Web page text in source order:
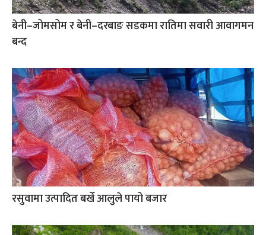
बेनी–जोमसोम र बेनी–दरबाङ सडकमा रातिमा सवारी आवागमन
बन्द
रसुवामा उत्पादित बर्खे आलुले पायो बजार